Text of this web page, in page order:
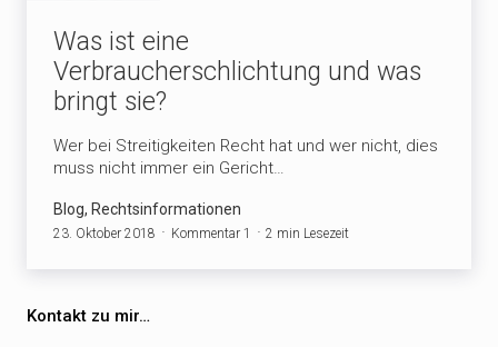
Was ist eine
Verbraucherschlichtung und was
bringt sie?
Wer bei Streitigkeiten Recht hat und wer nicht, dies
muss nicht immer ein Gericht…
Blog, Rechtsinformationen
23. Oktober 2018 Kommentar 1 2 min Lesezeit
Kontakt zu mir…